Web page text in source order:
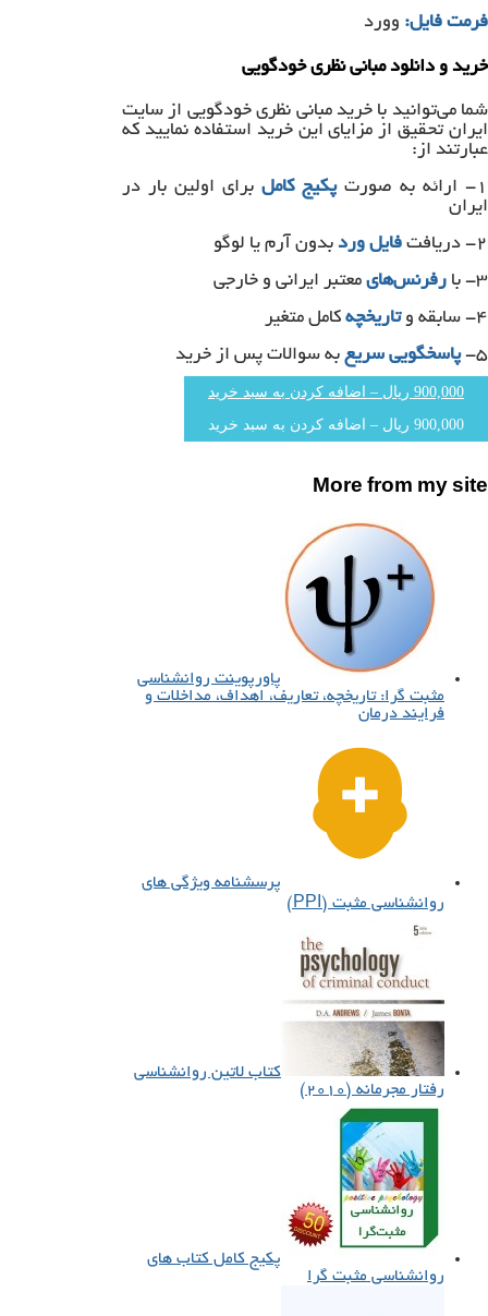
فرمت فایل: وورد
خرید و دانلود مبانی نظری خودگویی
شما می‎‌توانید با خرید مبانی نظری خودگویی از سایت
ایران تحقیق از مزایای این خرید استفاده نمایید که
عبارتند از:
۱- ارائه به صورت
پکیج کامل برای اولین بار در
ایران
۲- دریافت
فایل ورد بدون آرم یا لوگو
۳- با
رفرنس‌های معتبر ایرانی و خارجی
۴- سابقه و
تاریخچه کامل متغیر
۵-
پاسخگویی سریع به سوالات پس از خرید
900,000 ریال – اضافه کردن به سبد خرید
More from my site
پاورپوینت روانشناسی
مثبت گرا: تاریخچه، تعاریف، اهداف، مداخلات و
فرایند درمان
پرسشنامه ویژگی‌ های
روانشناسی مثبت (PPI)
کتاب لاتین روانشناسی
رفتار مجرمانه (۲۰۱۰)
پکیج کامل کتاب های
روانشناسی مثبت گرا